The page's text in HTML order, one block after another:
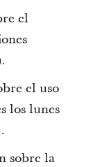
el
el uso
los lunes
sobre la